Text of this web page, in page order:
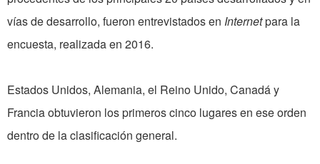
vías de desarrollo, fueron entrevistados en Internetpara la
encuesta, realizada en 2016.
Estados Unidos, Alemania, el Reino Unido, Canadá y
Francia obtuvieron los primeros cinco lugares en ese orden
dentro de la clasificación general.